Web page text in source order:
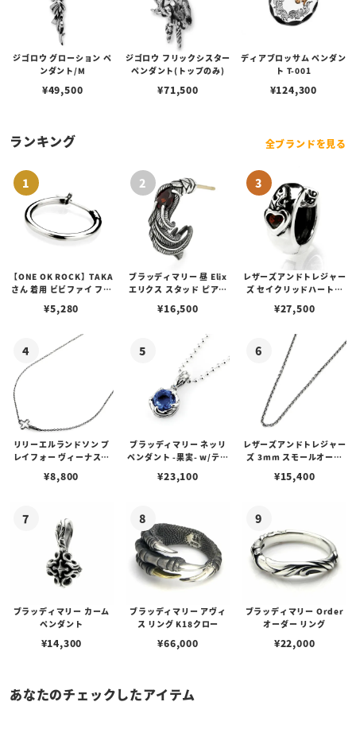
ジゴロウ グローション ペ
ンダント/M
¥49,500
ジゴロウ フリックシスター
ペンダント(トップのみ)
¥71,500
ディアブロッサム ペンダン
ト T-001
¥124,300
ランキング 全ブランドを見る
【ONE OK ROCK】TAKA
さん 着用 ビビファイ フー
¥5,280
ブラッディマリー 昼 Elix
エリクス スタッド ピアス
¥16,500
レザーズアンドトレジャー
ズ セイクリッドハートピ
¥27,500
リリーエルランドソン プ
レイフォー ヴィーナスチ
¥8,800
ブラッディマリー ネッリ
ペンダント -果実- w/ティ
¥23,100
レザーズアンドトレジャー
ズ 3mm スモールオーバ
ブスタークラスプ＆LTロ
¥15,400
ブラッディマリー カーム
ペンダント
¥14,300
ブラッディマリー アヴィ
ス リング K18クロー
¥66,000
ブラッディマリー Order
オーダー リング
¥22,000
あなたのチェックしたアイテム